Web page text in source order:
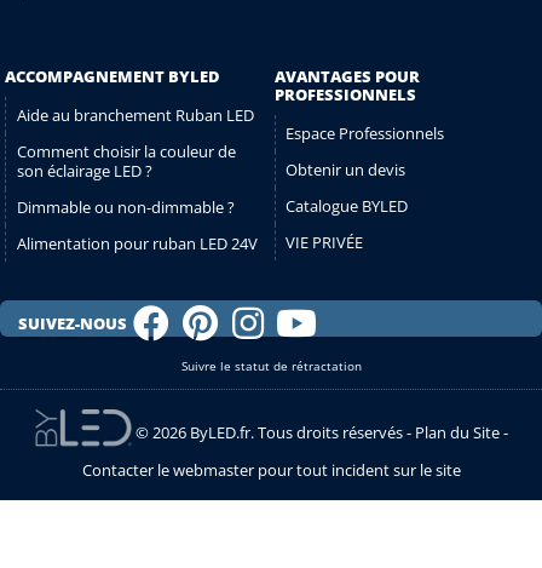
ACCOMPAGNEMENT BYLED
Aide au branchement Ruban LED
Comment choisir la couleur de
son éclairage LED ?
Dimmable ou non-dimmable ?
Alimentation pour ruban LED 24V
AVANTAGES POUR
PROFESSIONNELS
Espace Professionnels
Obtenir un devis
Catalogue BYLED
VIE PRIVÉE
SUIVEZ-NOUS
Suivre le statut de rétractation
© 2026 ByLED.fr. Tous droits réservés - Plan du Site-
Contacter le webmaster pour tout incident sur le site